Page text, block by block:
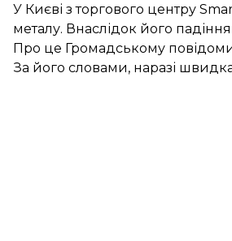
У Києві з торгового центру
металу. Внаслідок його
Про це Громадському
За його словами, наразі швидка